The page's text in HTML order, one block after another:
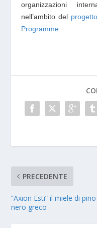
organizzazioni
nell’ambito del
Programme.
PRECEDENTE
”Axion Esti” il miele di pino
nero greco